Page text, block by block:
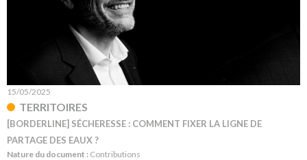
15/05/2025
TERRITOIRES
[BORDERLINE] SÉCHERESSE : COMMENT FIXER LA LIGNE DE
PARTAGE DES EAUX ?
Nature du document : Contributions